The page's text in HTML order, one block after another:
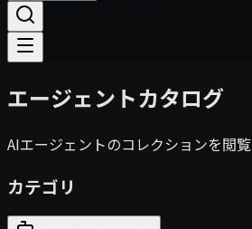
エージェントカタログ
AIエージェントのコレクションを閲覧
カテゴリ